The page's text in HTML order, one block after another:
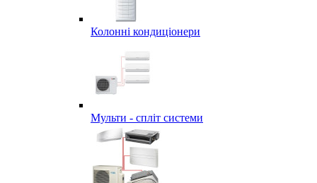
Колонні кондиціонери
Мульти - спліт системи